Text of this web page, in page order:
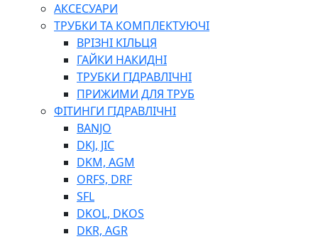
АКСЕСУАРИ
ТРУБКИ ТА КОМПЛЕКТУЮЧІ
ВРІЗНІ КІЛЬЦЯ
ГАЙКИ НАКИДНІ
ТРУБКИ ГІДРАВЛІЧНІ
ПРИЖИМИ ДЛЯ ТРУБ
ФІТИНГИ ГІДРАВЛІЧНІ
BANJO
DKJ, JIC
DKM, AGM
ORFS, DRF
SFL
DKOL, DKOS
DKR, AGR